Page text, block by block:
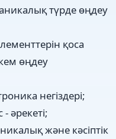
түрде өңдеу
қоса
өңдеу
негіздері;
әрекеті;
және кәсіптік